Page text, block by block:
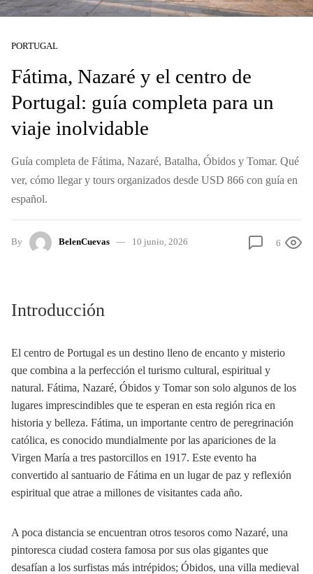
PORTUGAL
Fátima, Nazaré y el centro de
Portugal: guía completa para un
viaje inolvidable
Guía completa de Fátima, Nazaré, Batalha, Óbidos y Tomar. Qué
ver, cómo llegar y tours organizados desde USD 866 con guía en
español.
By BelenCuevas 10 junio, 2026 6
Introducción
El centro de Portugal es un destino lleno de encanto y misterio
que combina a la perfección el turismo cultural, espiritual y
natural. Fátima, Nazaré, Óbidos y Tomar son solo algunos de los
lugares imprescindibles que te esperan en esta región rica en
historia y belleza. Fátima, un importante centro de peregrinación
católica, es conocido mundialmente por las apariciones de la
Virgen María a tres pastorcillos en 1917. Este evento ha
convertido al santuario de Fátima en un lugar de paz y reflexión
espiritual que atrae a millones de visitantes cada año.
A poca distancia se encuentran otros tesoros como Nazaré, una
pintoresca ciudad costera famosa por sus olas gigantes que
desafían a los surfistas más intrépidos; Óbidos, una villa medieval